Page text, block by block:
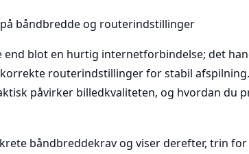
blot en hurtig internetforbindelse; det
korrekte routerindstillinger for stabil
påvirker billedkvaliteten, og hvordan du
båndbreddekrav og viser derefter, trin